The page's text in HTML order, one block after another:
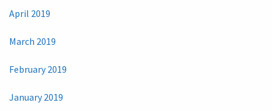
April 2019
March 2019
February 2019
January 2019